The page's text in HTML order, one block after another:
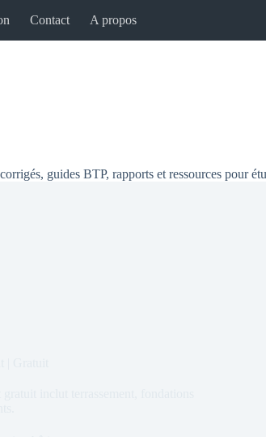
Contact A propos
guides BTP, rapports et ressources pour